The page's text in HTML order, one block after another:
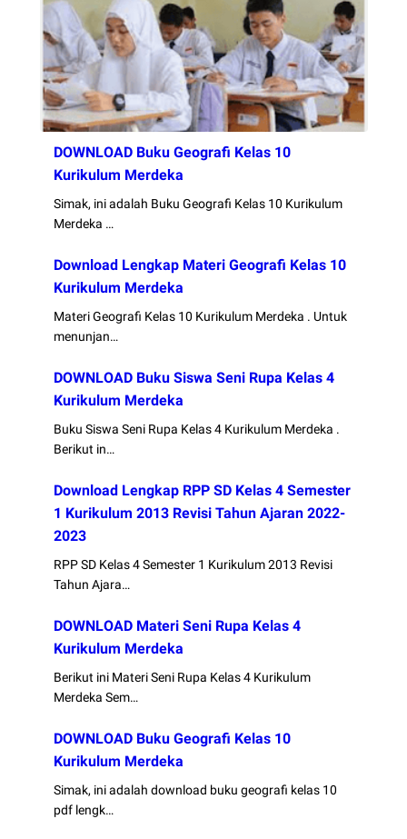
DOWNLOAD Buku Geografi Kelas 10
Kurikulum Merdeka
Simak, ini adalah Buku Geografi Kelas 10 Kurikulum
Merdeka …
Download Lengkap Materi Geografi Kelas 10
Kurikulum Merdeka
Materi Geografi Kelas 10 Kurikulum Merdeka . Untuk
menunjan…
DOWNLOAD Buku Siswa Seni Rupa Kelas 4
Kurikulum Merdeka
Buku Siswa Seni Rupa Kelas 4 Kurikulum Merdeka .
Berikut in…
Download Lengkap RPP SD Kelas 4 Semester
1 Kurikulum 2013 Revisi Tahun Ajaran 2022-
2023
RPP SD Kelas 4 Semester 1 Kurikulum 2013 Revisi
Tahun Ajara…
DOWNLOAD Materi Seni Rupa Kelas 4
Kurikulum Merdeka
Berikut ini Materi Seni Rupa Kelas 4 Kurikulum
Merdeka Sem…
DOWNLOAD Buku Geografi Kelas 10
Kurikulum Merdeka
Simak, ini adalah download buku geografi kelas 10
pdf lengk…